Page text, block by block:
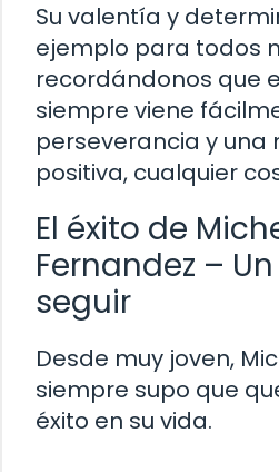
Su valentía y
ejemplo para todos
recordándonos que
siempre viene
perseverancia y una
positiva, cualquier
El éxito de
Fernandez –
seguir
Desde muy joven,
siempre supo que
éxito en su vida.